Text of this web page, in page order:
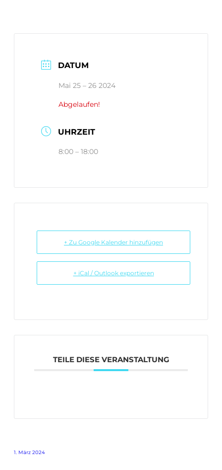
DATUM
Mai 25 – 26 2024
Abgelaufen!
UHRZEIT
8:00 – 18:00
+ Zu Google Kalender hinzufügen
+ iCal / Outlook exportieren
TEILE DIESE VERANSTALTUNG
1. März 2024